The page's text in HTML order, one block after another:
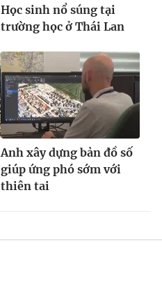
Học sinh nổ súng tại
trường học ở Thái Lan
Anh xây dựng bản đồ số
giúp ứng phó sớm với
thiên tai